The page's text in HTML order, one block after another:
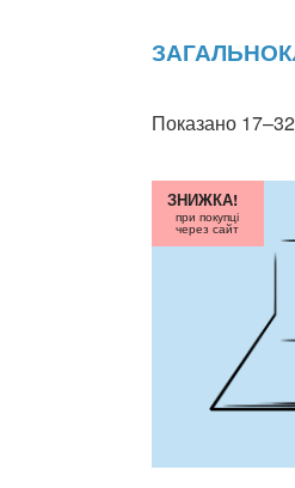
Показано 17–32
ЗНИЖКА!
при покупці
через сайт